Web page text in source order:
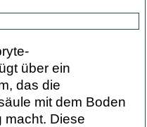
über ein
das die
mit dem Boden
macht. Diese